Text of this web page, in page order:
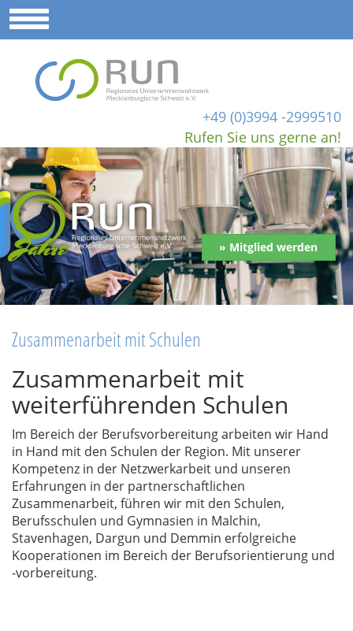
+49 (0)3994 -2999510
Rufen Sie uns gerne an!
» Mitglied werden
Zusammenarbeit mit Schulen
Zusammenarbeit mit
weiterführenden Schulen
Im Bereich der Berufsvorbereitung arbeiten wir Hand
in Hand mit den Schulen der Region. Mit unserer
Kompetenz in der Netzwerkarbeit und unseren
Erfahrungen in der partnerschaftlichen
Zusammenarbeit, führen wir mit den Schulen,
Berufsschulen und Gymnasien in Malchin,
Stavenhagen, Dargun und Demmin erfolgreiche
Kooperationen im Bereich der Berufsorientierung und
-vorbereitung.